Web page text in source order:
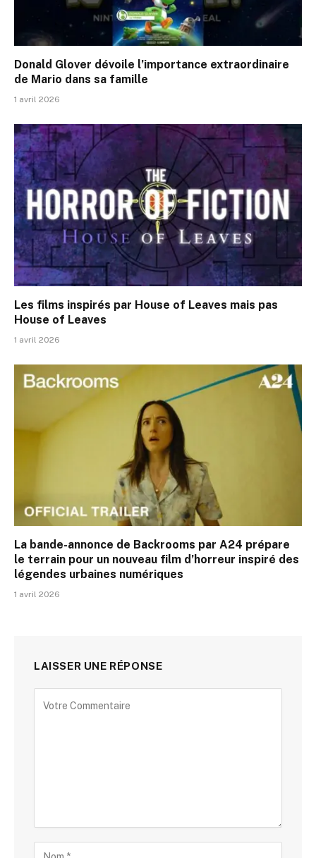
Donald Glover dévoile l’importance extraordinaire
de Mario dans sa famille
1 avril 2026
Les films inspirés par House of Leaves mais pas
House of Leaves
1 avril 2026
La bande-annonce de Backrooms par A24 prépare
le terrain pour un nouveau film d’horreur inspiré des
légendes urbaines numériques
1 avril 2026
LAISSER UNE RÉPONSE